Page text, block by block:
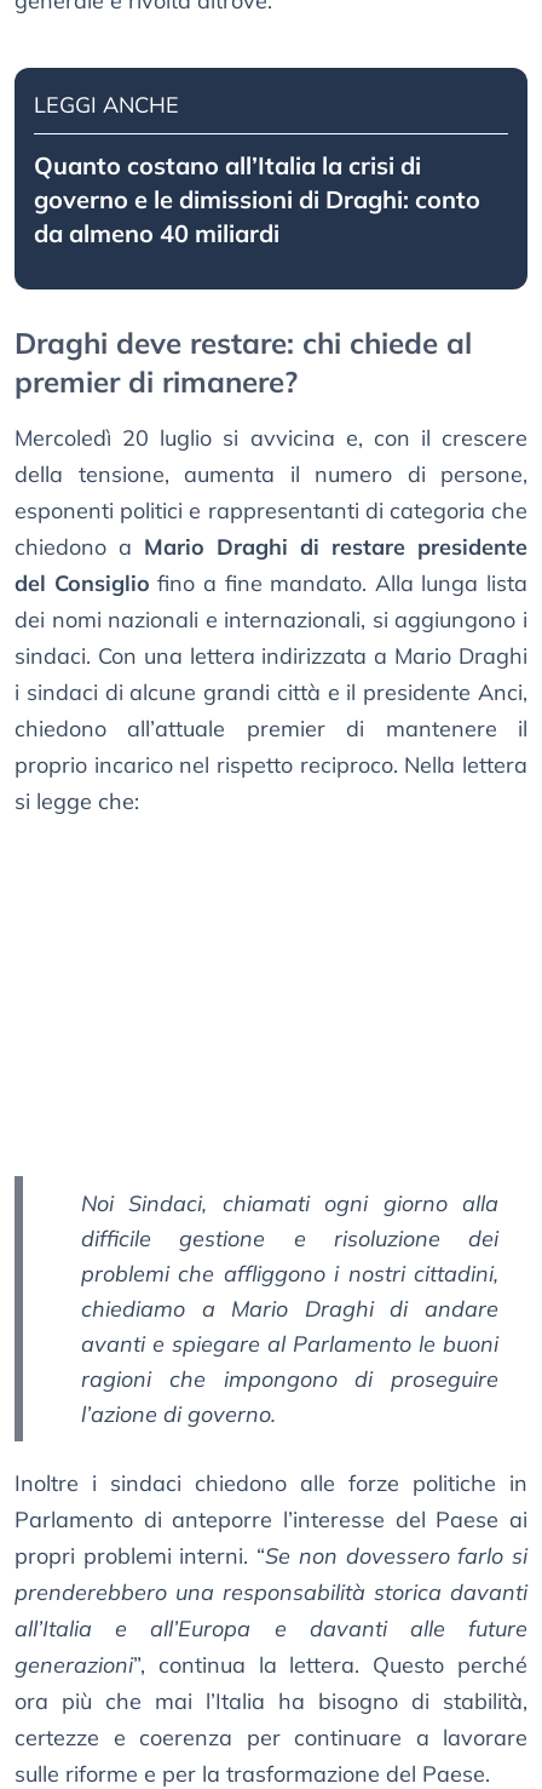
LEGGI ANCHE
Quanto costano all’Italia la crisi di
governo e le dimissioni di Draghi: conto
da almeno 40 miliardi
Draghi deve restare: chi chiede al
premier di rimanere?
Mercoledì 20 luglio si avvicina e, con il crescere
della tensione, aumenta il numero di persone,
esponenti politici e rappresentanti di categoria che
chiedono a Mario Draghi di restare presidente
del Consiglio fino a fine mandato. Alla lunga lista
dei nomi nazionali e internazionali, si aggiungono i
sindaci. Con una lettera indirizzata a Mario Draghi
i sindaci di alcune grandi città e il presidente Anci,
chiedono all’attuale premier di mantenere il
proprio incarico nel rispetto reciproco. Nella lettera
si legge che:
Noi Sindaci, chiamati ogni giorno alla
difficile gestione e risoluzione dei
problemi che affliggono i nostri cittadini,
chiediamo a Mario Draghi di andare
avanti e spiegare al Parlamento le buoni
ragioni che impongono di proseguire
l’azione di governo.
Inoltre i sindaci chiedono alle forze politiche in
Parlamento di anteporre l’interesse del Paese ai
propri problemi interni. “Se non dovessero farlo si
prenderebbero una responsabilità storica davanti
all’Italia e all’Europa e davanti alle future
generazioni”, continua la lettera. Questo perché
ora più che mai l’Italia ha bisogno di stabilità,
certezze e coerenza per continuare a lavorare
sulle riforme e per la trasformazione del Paese.